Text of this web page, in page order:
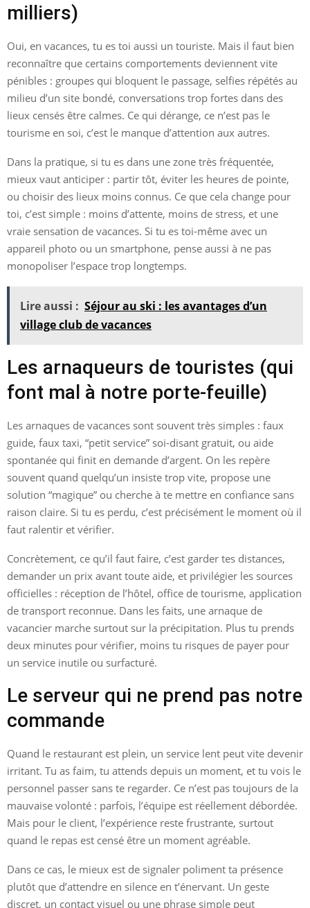
milliers)
Oui, en vacances, tu es toi aussi un touriste. Mais il faut bien
reconnaître que certains comportements deviennent vite
pénibles : groupes qui bloquent le passage, selfies répétés au
milieu d’un site bondé, conversations trop fortes dans des
lieux censés être calmes. Ce qui dérange, ce n’est pas le
tourisme en soi, c’est le manque d’attention aux autres.
Dans la pratique, si tu es dans une zone très fréquentée,
mieux vaut anticiper : partir tôt, éviter les heures de pointe,
ou choisir des lieux moins connus. Ce que cela change pour
toi, c’est simple : moins d’attente, moins de stress, et une
vraie sensation de vacances. Si tu es toi-même avec un
appareil photo ou un smartphone, pense aussi à ne pas
monopoliser l’espace trop longtemps.
Lire aussi : Séjour au ski : les avantages d’un
village club de vacances
Les arnaqueurs de touristes (qui
font mal à notre porte-feuille)
Les arnaques de vacances sont souvent très simples : faux
guide, faux taxi, “petit service” soi-disant gratuit, ou aide
spontanée qui finit en demande d’argent. On les repère
souvent quand quelqu’un insiste trop vite, propose une
solution “magique” ou cherche à te mettre en confiance sans
raison claire. Si tu es perdu, c’est précisément le moment où il
faut ralentir et vérifier.
Concrètement, ce qu’il faut faire, c’est garder tes distances,
demander un prix avant toute aide, et privilégier les sources
officielles : réception de l’hôtel, office de tourisme, application
de transport reconnue. Dans les faits, une arnaque de
vacancier marche surtout sur la précipitation. Plus tu prends
deux minutes pour vérifier, moins tu risques de payer pour
un service inutile ou surfacturé.
Le serveur qui ne prend pas notre
commande
Quand le restaurant est plein, un service lent peut vite devenir
irritant. Tu as faim, tu attends depuis un moment, et tu vois le
personnel passer sans te regarder. Ce n’est pas toujours de la
mauvaise volonté : parfois, l’équipe est réellement débordée.
Mais pour le client, l’expérience reste frustrante, surtout
quand le repas est censé être un moment agréable.
Dans ce cas, le mieux est de signaler poliment ta présence
plutôt que d’attendre en silence en t’énervant. Un geste
discret, un contact visuel ou une phrase simple peut